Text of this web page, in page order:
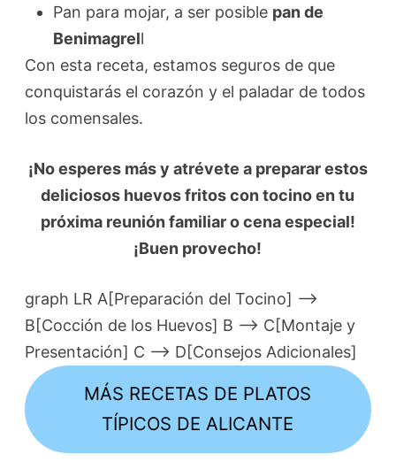
Pan para mojar, a ser posible pan de
Benimagrell
Con esta receta, estamos seguros de que
conquistarás el corazón y el paladar de todos
los comensales.
¡No esperes más y atrévete a preparar estos
deliciosos huevos fritos con tocino en tu
próxima reunión familiar o cena especial!
¡Buen provecho!
graph LR A[Preparación del Tocino] -->
B[Cocción de los Huevos] B --> C[Montaje y
Presentación] C --> D[Consejos Adicionales]
MÁS RECETAS DE PLATOS
TÍPICOS DE ALICANTE